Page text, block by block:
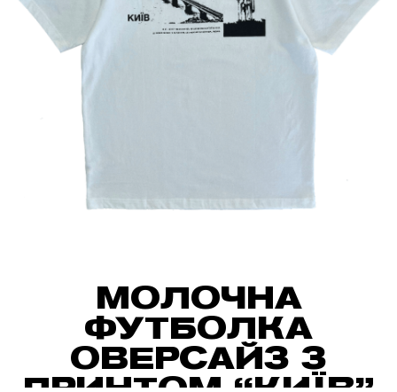
МОЛОЧНА
ФУТБОЛКА
ОВЕРСАЙЗ З